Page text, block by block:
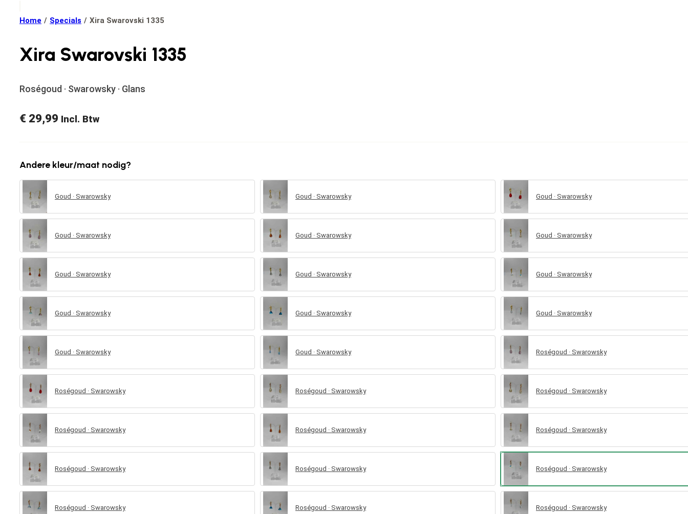
Home / Specials / Xira Swarovski 1335
Xira Swarovski 1335
Roségoud · Swarowsky · Glans
€ 29,99 Incl. Btw
Andere kleur/maat nodig?
Goud · Swarowsky Goud · Swarowsky Goud · Swarowsky
Goud · Swarowsky Goud · Swarowsky Goud · Swarowsky
Goud · Swarowsky Goud · Swarowsky Goud · Swarowsky
Goud · Swarowsky Goud · Swarowsky Goud · Swarowsky
Goud · Swarowsky Goud · Swarowsky Roségoud · Swarowsky
Roségoud · Swarowsky Roségoud · Swarowsky Roségoud · Swarowsky
Roségoud · Swarowsky Roségoud · Swarowsky Roségoud · Swarowsky
Roségoud · Swarowsky Roségoud · Swarowsky Roségoud · Swarowsky
Roségoud · Swarowsky Roségoud · Swarowsky Roségoud · Swarowsky